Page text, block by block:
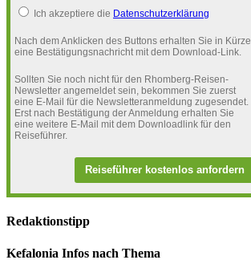
Ich akzeptiere die Datenschutzerklärung
Nach dem Anklicken des Buttons erhalten Sie in Kürze
eine Bestätigungsnachricht mit dem Download-Link.
Sollten Sie noch nicht für den Rhomberg-Reisen-
Newsletter angemeldet sein, bekommen Sie zuerst
eine E-Mail für die Newsletteranmeldung zugesendet.
Erst nach Bestätigung der Anmeldung erhalten Sie
eine weitere E-Mail mit dem Downloadlink für den
Reiseführer.
Reiseführer kostenlos anfordern
Redaktionstipp
Kefalonia Infos nach Thema